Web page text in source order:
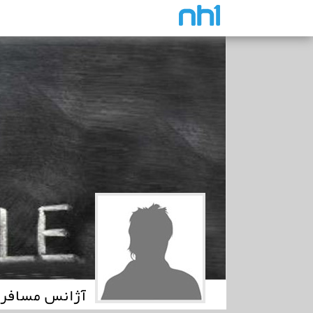
آژانس